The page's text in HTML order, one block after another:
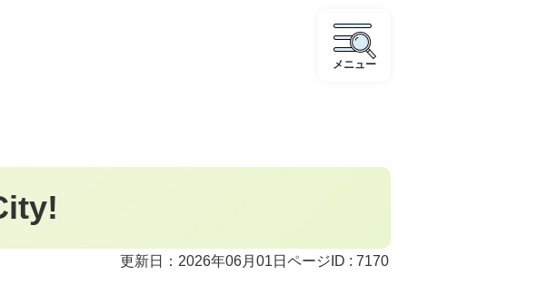
メニュー
更新日：2026年06月01日 ページID : 7170